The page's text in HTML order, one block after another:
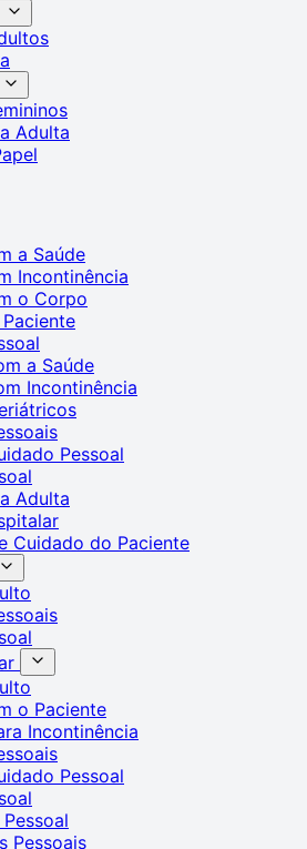
Adulta
a Saúde
Incontinência
o Corpo
a Saúde
Incontinência
Pessoal
Adulta
Cuidado do Paciente
o Paciente
Incontinência
Pessoal
Pessoais